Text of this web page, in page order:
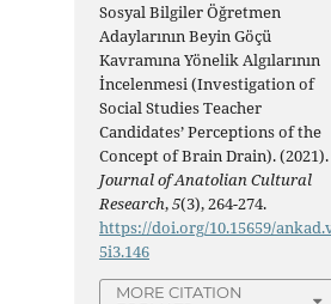
Sosyal Bilgiler Öğretmen
Adaylarının Beyin Göçü
Kavramına Yönelik Algılarının
İncelenmesi (Investigation of
Social Studies Teacher
Candidates’ Perceptions of the
Concept of Brain Drain). (2021).
Journal of Anatolian Cultural
Research,5(3), 264-274.
https://doi.org/10.15659/
5i3.146
MORE CITATION